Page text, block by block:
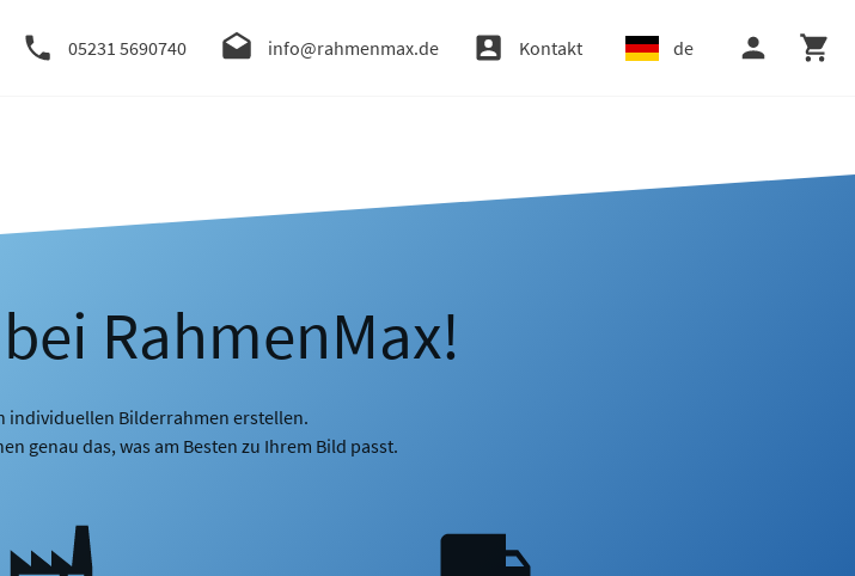
05231 5690740 info@rahmenmax.de Kontakt de
RahmenMax!
individuellen Bilderrahmen erstellen.
genau das, was am Besten zu Ihrem Bild passt.